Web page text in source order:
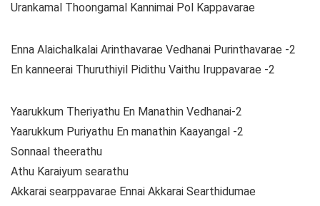
Urankamal Thoongamal Kannimai Pol Kappavarae
Enna Alaichalkalai Arinthavarae Vedhanai Purinthavarae -2
En kanneerai Thuruthiyil Pidithu Vaithu Iruppavarae -2
Yaarukkum Theriyathu En Manathin Vedhanai-2
Yaarukkum Puriyathu En manathin Kaayangal -2
Sonnaal theerathu
Athu Karaiyum searathu
Akkarai searppavarae Ennai Akkarai Searthidumae